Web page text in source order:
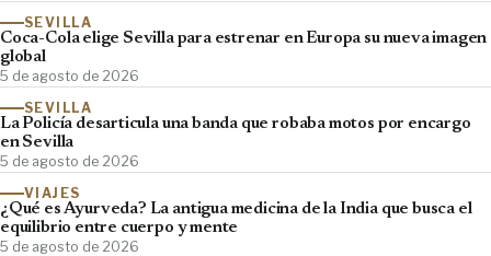
SEVILLA
Coca-Cola elige Sevilla para estrenar en Europa su nueva imagen
global
5 de agosto de 2026
SEVILLA
La Policía desarticula una banda que robaba motos por encargo
en Sevilla
5 de agosto de 2026
VIAJES
¿Qué es Ayurveda? La antigua medicina de la India que busca el
equilibrio entre cuerpo y mente
5 de agosto de 2026